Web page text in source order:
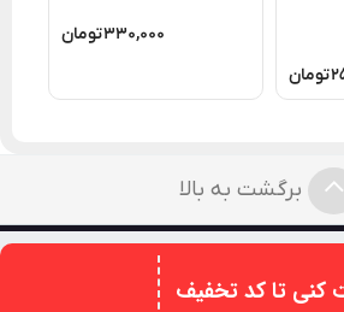
تومان
۳۳۰,۰۰۰تومان
برگشت به بالا
کنی تا کد تخفیف